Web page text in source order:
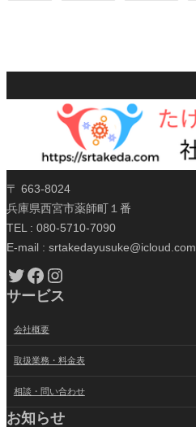
〒 663-8024
兵庫県西宮市薬師町１番
TEL : 080-5710-7090
E-mail : srtakedayusuke@icloud.com
Twitter Facebook Instagram
サービス
会社概要
取扱業務・料金表
相談・問い合わせ
お知らせ